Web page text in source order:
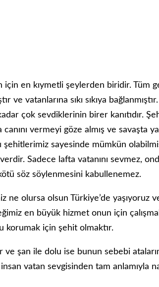
için en kıymetli şeylerden biridir. Tüm
ve vatanlarına sıkı sıkıya
çok sevdiklerinin birer kanıtıdır.
vermeyi göze almış ve savaşta
şehitlerimiz sayesinde mümkün
Sadece lafta vatanını sevmez,
söz söylenmesini kabullenemez.
ne olursa olsun Türkiye’de yaşıyoruz
en büyük hizmet onun için
korumak için şehit olmaktır.
şan ile dolu ise bunun sebebi
vatan sevgisinden tam anlamıyla